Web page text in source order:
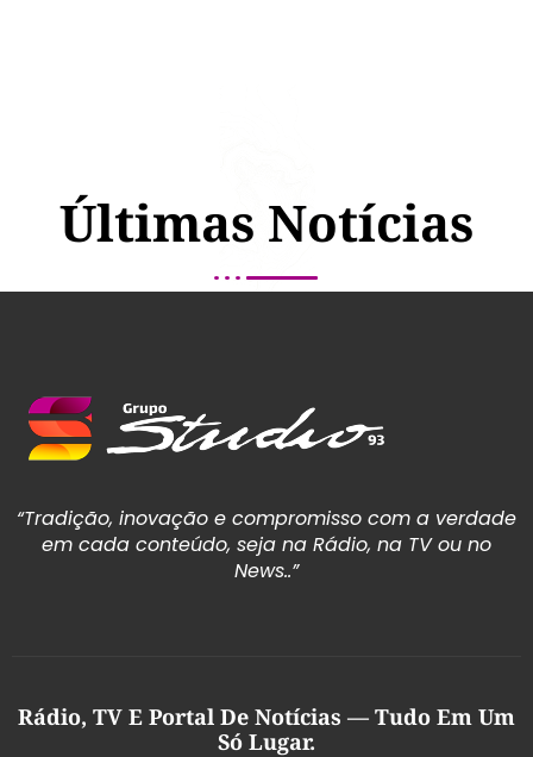
Últimas Notícias
“Tradição, inovação e compromisso com a verdade
em cada conteúdo, seja na Rádio, na TV ou no
News..”
Rádio, TV E Portal De Notícias — Tudo Em Um
Só Lugar.